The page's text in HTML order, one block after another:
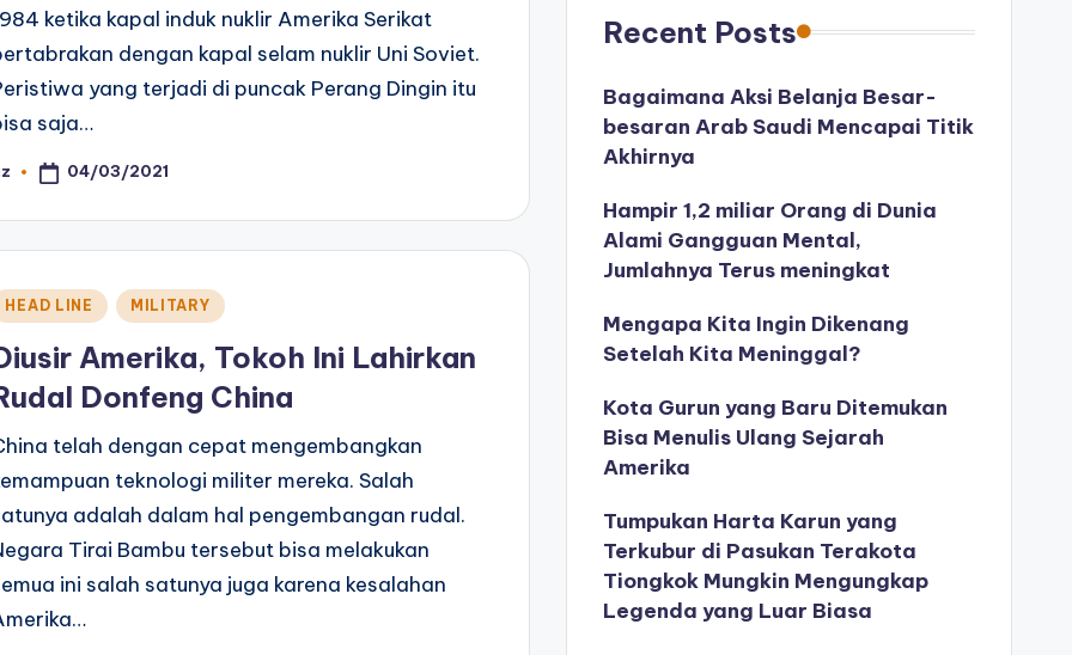
ketika kapal induk nuklir Amerika Serikat
dengan kapal selam nuklir Uni Soviet.
yang terjadi di puncak Perang Dingin itu
saja…
04/03/2021
HEAD LINE MILITARY
Amerika, Tokoh Ini Lahirkan
Donfeng China
telah dengan cepat mengembangkan
teknologi militer mereka. Salah
adalah dalam hal pengembangan rudal.
Tirai Bambu tersebut bisa melakukan
ini salah satunya juga karena kesalahan
Recent Posts
Bagaimana Aksi Belanja Besar-
besaran Arab Saudi Mencapai Titik
Akhirnya
Hampir 1,2 miliar Orang di Dunia
Alami Gangguan Mental,
Jumlahnya Terus meningkat
Mengapa Kita Ingin Dikenang
Setelah Kita Meninggal?
Kota Gurun yang Baru Ditemukan
Bisa Menulis Ulang Sejarah
Amerika
Tumpukan Harta Karun yang
Terkubur di Pasukan Terakota
Tiongkok Mungkin Mengungkap
Legenda yang Luar Biasa